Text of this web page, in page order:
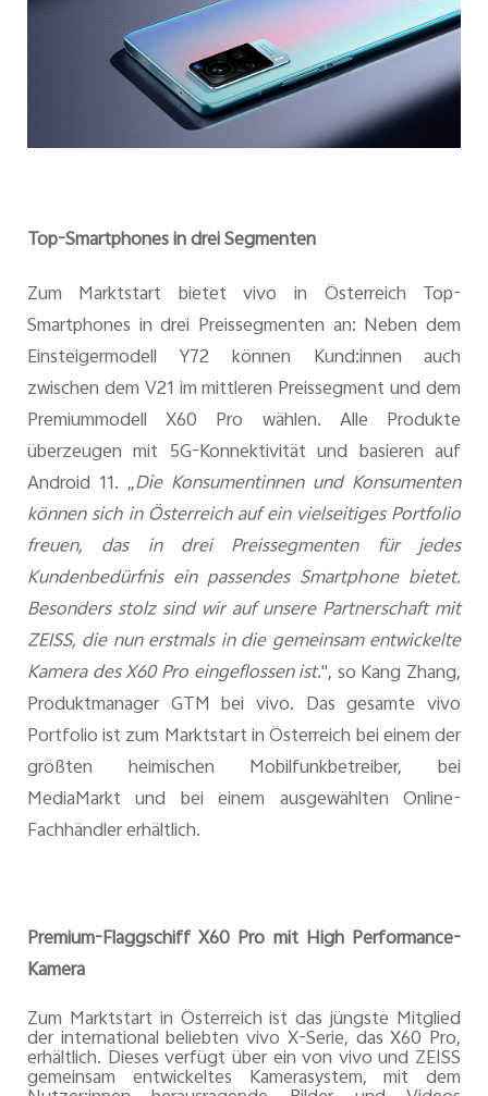
Top-Smartphones in drei Segmenten
Zum Marktstart bietet vivo in Österreich Top-
Smartphones in drei Preissegmenten an: Neben dem
Einsteigermodell Y72 können Kund:innen auch
zwischen dem V21 im mittleren Preissegment und dem
Premiummodell X60 Pro wählen. Alle Produkte
überzeugen mit 5G-Konnektivität und basieren auf
Android 11. „Die Konsumentinnen und Konsumenten
können sich in Österreich auf ein vielseitiges Portfolio
freuen, das in drei Preissegmenten für jedes
Kundenbedürfnis ein passendes Smartphone bietet.
Besonders stolz sind wir auf unsere Partnerschaft mit
ZEISS, die nun erstmals in die gemeinsam entwickelte
Kamera des X60 Pro eingeflossen ist.", so Kang Zhang,
Produktmanager GTM bei vivo. Das gesamte vivo
Portfolio ist zum Marktstart in Österreich bei einem der
größten heimischen Mobilfunkbetreiber, bei
MediaMarkt und bei einem ausgewählten Online-
Fachhändler erhältlich.
Premium-Flaggschiff X60 Pro mit High Performance-
Kamera
Zum Marktstart in Österreich ist das jüngste Mitglied
der international beliebten vivo X-Serie, das X60 Pro,
erhältlich. Dieses verfügt über ein von vivo und ZEISS
gemeinsam entwickeltes Kamerasystem, mit dem